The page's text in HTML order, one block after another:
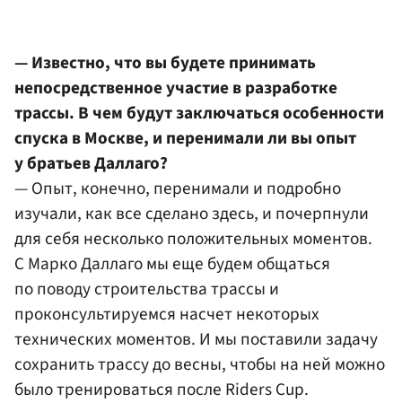
— Известно, что вы будете принимать
непосредственное участие в разработке
трассы. В чем будут заключаться особенности
спуска в Москве, и перенимали ли вы опыт
у братьев Даллаго?
— Опыт, конечно, перенимали и подробно
изучали, как все сделано здесь, и почерпнули
для себя несколько положительных моментов.
С Марко Даллаго мы еще будем общаться
по поводу строительства трассы и
проконсультируемся насчет некоторых
технических моментов. И мы поставили задачу
сохранить трассу до весны, чтобы на ней можно
было тренироваться после Riders Cup.